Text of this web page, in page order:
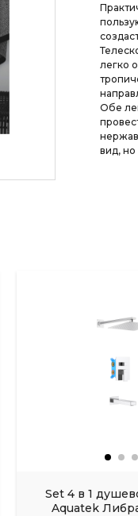
легко
Обе
вид, но
Set 4 в 1
Aquatek